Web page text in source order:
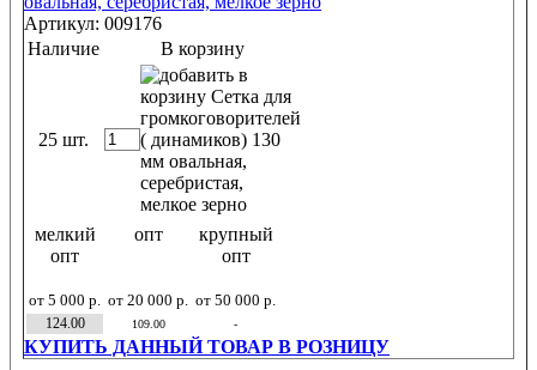
Артикул: 009176
Наличие
В корзину
25 шт.
мелкий
опт
от 5 000 р.
опт
от 20 000 р.
крупный
опт
от 50 000 р.
124.00
109.00 -
КУПИТЬ ДАННЫЙ ТОВАР В РОЗНИЦУ